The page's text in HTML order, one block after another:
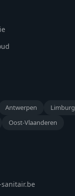
Antwerpen
Limburg
Oost-Vlaanderen